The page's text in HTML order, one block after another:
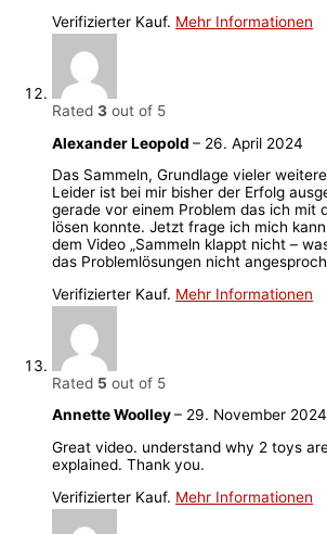
Verifizierter Kauf. Mehr Informationen
Rated 3 out of 5
Alexander Leopold – 26. April 2024
Das Sammeln, Grundlage vieler
Leider ist bei mir bisher der Erfolg
gerade vor einem Problem das ich mit
lösen konnte. Jetzt frage ich mich
dem Video „Sammeln klappt nicht –
das Problemlösungen nicht
Verifizierter Kauf. Mehr Informationen
Rated 5 out of 5
Annette Woolley– 29. November 2024
Great video. understand why 2 toys
explained. Thank you.
Verifizierter Kauf. Mehr Informationen